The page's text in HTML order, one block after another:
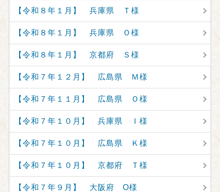
【令和８年１月】 兵庫県 Ｔ様
【令和８年１月】 兵庫県 Ｏ様
【令和８年１月】 京都府 Ｓ様
【令和７年１２月】 広島県 Ｍ様
【令和７年１１月】 広島県 Ｏ様
【令和７年１０月】 兵庫県 Ｉ様
【令和７年１０月】 広島県 Ｋ様
【令和７年１０月】 京都府 Ｔ様
【令和７年９月】 大阪府 O様